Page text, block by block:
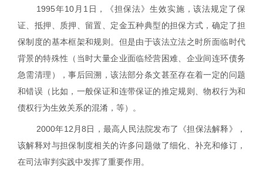
1995年10月 1 日，《担保法》生效实施，该法规定了保
证、抵押、质押、留置、定金五种典型的担保方式，确定了担
保制度的基本框架和规则。但是由于该法立法之时所面临时代
背景的特殊性（当时大量企业面临经营困难、企业间连环债务
急需清理），事后回溯，该法部分条文甚至存在着一定的问题
和错误（比如，一般保证和连带保证的推定规则、物权行为和
债权行为生效关系的混淆，等）。
2000年12 月8日，最高人民法院发布了《担保法解释》，
该解释对与担保制度相关的许多问题做了细化、补充和修订，
在司法审判实践中发挥了重要作用。